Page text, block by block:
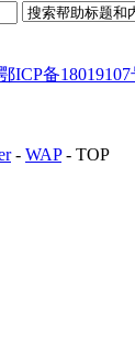
ICP备18019107
- WAP- TOP